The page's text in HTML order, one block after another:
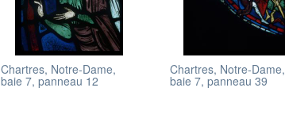
Chartres, Notre-Dame,
baie 7, panneau 12
Chartres, Notre-Dame,
baie 7, panneau 39